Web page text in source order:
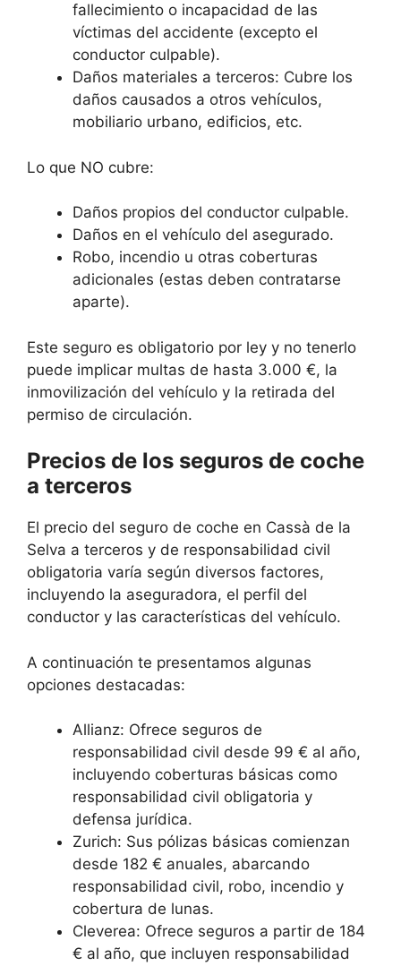
fallecimiento o incapacidad de las
víctimas del accidente (excepto el
conductor culpable).
Daños materiales a terceros: Cubre los
daños causados a otros vehículos,
mobiliario urbano, edificios, etc.
Lo que NO cubre:
Daños propios del conductor culpable.
Daños en el vehículo del asegurado.
Robo, incendio u otras coberturas
adicionales (estas deben contratarse
aparte).
Este seguro es obligatorio por ley y no tenerlo
puede implicar multas de hasta 3.000 €, la
inmovilización del vehículo y la retirada del
permiso de circulación.
Precios de los seguros de coche
a terceros
El precio del seguro de coche en Cassà de la
Selva a terceros y de responsabilidad civil
obligatoria varía según diversos factores,
incluyendo la aseguradora, el perfil del
conductor y las características del vehículo.
A continuación te presentamos algunas
opciones destacadas:
Allianz: Ofrece seguros de
responsabilidad civil desde 99 € al año,
incluyendo coberturas básicas como
responsabilidad civil obligatoria y
defensa jurídica.
Zurich: Sus pólizas básicas comienzan
desde 182 € anuales, abarcando
responsabilidad civil, robo, incendio y
cobertura de lunas.
Cleverea: Ofrece seguros a partir de 184
€ al año, que incluyen responsabilidad